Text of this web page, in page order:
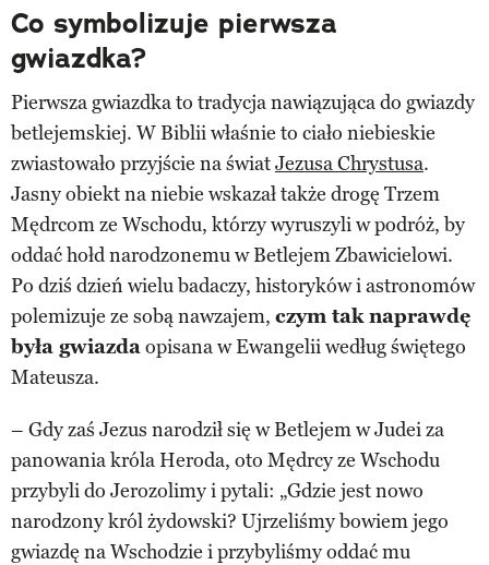
Co symbolizuje pierwsza
gwiazdka?
Pierwsza gwiazdka to tradycja nawiązująca do gwiazdy
betlejemskiej. W Biblii właśnie to ciało niebieskie
zwiastowało przyjście na światJezusa Chrystusa.
Jasny obiekt na niebie wskazał także drogę Trzem
Mędrcom ze Wschodu, którzy wyruszyli w podróż, by
oddać hołd narodzonemu w Betlejem Zbawicielowi.
Po dziś dzień wielu badaczy, historyków i astronomów
polemizuje ze sobą nawzajem, czym tak naprawdę
była gwiazdaopisana w Ewangelii według świętego
Mateusza.
– Gdy zaś Jezus narodził się w Betlejem w Judei za
panowania króla Heroda, oto Mędrcy ze Wschodu
przybyli do Jerozolimy i pytali: „Gdzie jest nowo
narodzony król żydowski? Ujrzeliśmy bowiem jego
gwiazdę na Wschodzie i przybyliśmy oddać mu